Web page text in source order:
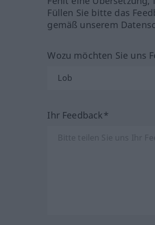
Füllen Sie bitte das
gemäß unserem
Wozu möchten Sie uns
Ihr Feedback*